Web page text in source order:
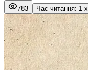
783 Час читання: 1